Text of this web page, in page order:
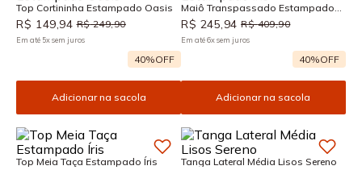
Top Cortininha Estampado Oasis
R$ 149 94 R$ 249,90
Em até 5xsem juros
40%OFF
Adicionar na sacola
Maiô Transpassado Estampado
Íris
R$ 245 94 R$ 409,90
Em até6xsem juros
40%OFF
Adicionar na sacola
Top Meia Taça Estampado Íris Tanga Lateral Média Lisos Sereno